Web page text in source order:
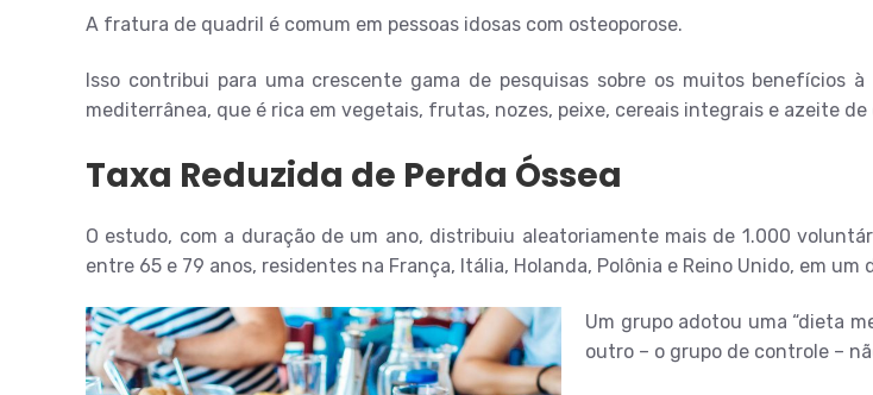
A fratura de quadril é comum em pessoas idosas com osteoporose.
Isso contribui para uma crescente gama de pesquisas sobre os muitos benefícios
mediterrânea, que é rica em vegetais, frutas, nozes, peixe, cereais integrais e azeite de
Taxa Reduzida de Perda Óssea
O estudo, com a duração de um ano, distribuiu aleatoriamente mais de 1.000
entre 65 e 79 anos, residentes na França, Itália, Holanda, Polônia e Reino Unido, em um
Um grupo adotou uma “dieta
outro – o grupo de controle –